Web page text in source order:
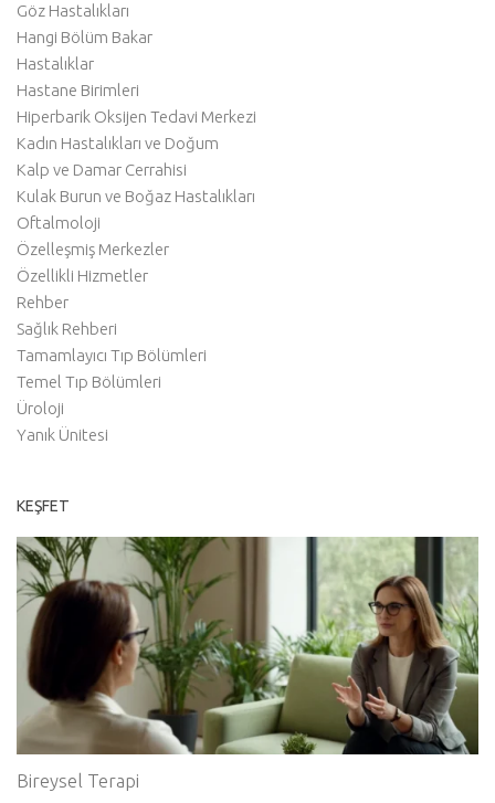
Göz Hastalıkları
Hangi Bölüm Bakar
Hastalıklar
Hastane Birimleri
Hiperbarik Oksijen Tedavi Merkezi
Kadın Hastalıkları ve Doğum
Kalp ve Damar Cerrahisi
Kulak Burun ve Boğaz Hastalıkları
Oftalmoloji
Özelleşmiş Merkezler
Özellikli Hizmetler
Rehber
Sağlık Rehberi
Tamamlayıcı Tıp Bölümleri
Temel Tıp Bölümleri
Üroloji
Yanık Ünitesi
KEŞFET
Bireysel Terapi